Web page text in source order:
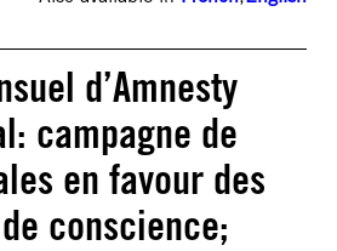
d’Amnesty
campagne de
en favour des
conscience;